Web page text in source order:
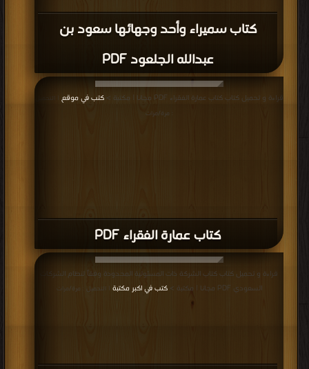
كتاب سميراء وأحد وجهائها سعود بن
عبدالله الجلعود PDF
كتاب عمارة الفقراء PDF
قراءة و تحميل كتاب كتاب عمارة الفقراء PDF مجانا | مكتبة > كتب في موقع
: مرة/مرات
قراءة و تحميل كتاب كتاب الشركة ذات المسئولية المحدودة وفقاً لنظام الشركات
السعودي PDF مجانا | مكتبة >
كتب في اكبر مكتبة | التحميل : مرة/مرات